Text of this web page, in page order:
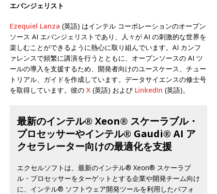
エバンジェリスト
Ezequiel Lanza (英語) はインテル コーポレーションのオープン
ソース AI エバンジェリストであり、人々が AI の刺激的な世界を
楽しむことができるように熱心に取り組んでいます。AI カンフ
ァレンスで頻繁に講演を行うとともに、オープンソースの AI ツ
ールの導入を支援するため、開発者向けのユースケース、チュー
トリアル、ガイドを作成しています。データサイエンスの修士号
を取得しています。彼の X (英語) および LinkedIn (英語)。
最新のインテル® Xeon® スケーラブル・
プロセッサーやインテル® Gaudi® AI ア
クセラレーター向けの最適化を支援
エクセルソフトは、最新のインテル® Xeon® スケーラブ
ル・プロセッサーをターゲットとする企業や開発チーム向け
に、インテル® ソフトウェア開発ツールを利用したパフォ